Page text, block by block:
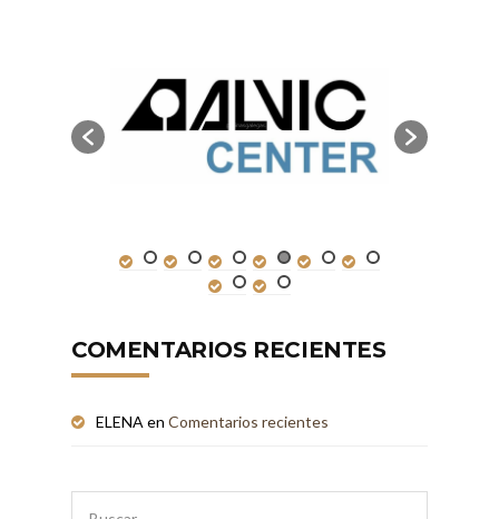
COMENTARIOS RECIENTES
ELENA en Comentarios recientes